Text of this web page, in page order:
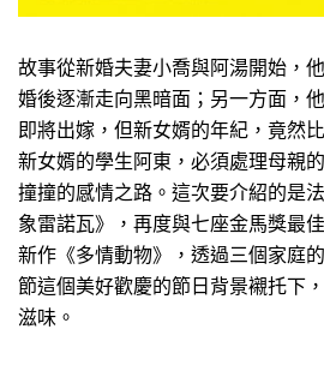
故事從新婚夫妻小喬與阿湯開始，
婚後逐漸走向黑暗面；另一方面，
即將出嫁，但新女婿的年紀，竟然
新女婿的學生阿東，必須處理母親
撞撞的感情之路。這次要介紹的是
象雷諾瓦》，再度與七座金馬獎最
新作《多情動物》，透過三個家庭
節這個美好歡慶的節日背景襯托下
滋味。